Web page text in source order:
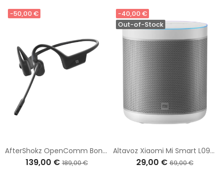
-50,00 €
AfterShokz OpenComm Bone Conduction Stereo Bluetooth Headset
139,00 €189,00 €
-40,00 €
Out-of-Stock
Altavoz Xiaomi Mi Smart L09G Speaker Blanco
29,00 €69,00 €